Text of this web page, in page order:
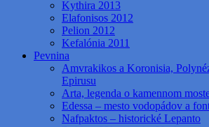
Kythira 2013
Elafonisos 2012
Pelion 2012
Kefalónia 2011
Pevnina
Amvrakikos a Koronisia,
Epirusu
Arta, legenda o kamennom
Edessa – mesto vodopádov a
Nafpaktos – historické Lepanto